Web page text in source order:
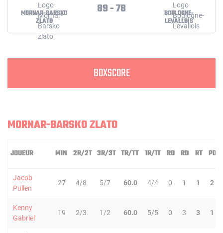
MORNAR-BARSKO
ZLATO
89 - 78
BOULOGNE-
LEVALLOIS
BOXSCORE
MORNAR-BARSKO ZLATO
JOUEUR MIN 2R/2T 3R/3T TR/TT 1R/1T RO RD RT PD
Jacob
Pullen
27 4/8 5/7 60.0 4/4 0 1 1 2
Kenny
Gabriel
19 2/3 1/2 60.0 5/5 0 3 3 1